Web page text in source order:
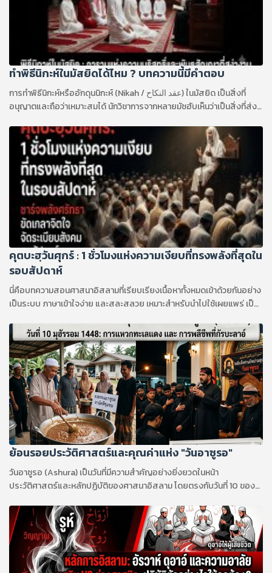
ทำพิธีนิกะห์ในมัสยิดได้ไหม ? บทความนี้มีคำตอบ
การทำพิธีนิกะห์หรืออักดุนนิกะห์ (Nikah / عقد النكاح) ในมัสยิด เป็นสิ่งที่
อนุญาตและถือว่าเหมาะสมได้ นักวิชาการจากหลายมัซฮับเห็นว่าเป็นสิ่งที่ส่ง
ได้รับการประกาศต่อสาธารณะ แต่ต้องแยกให้ออกจาก การจัดงานเลี้ยง
แต่งงานเต็มรูปแบบในมัสยิด เพราะงานเลี้ยงจะอนุญาตก็ต่อเมื่อสามารถ
รักษาเกียรติ ความสะอาด และข้อกำหนดของมัสยิดได้อย่างเคร่งครัด
คุตบะฮฺวันศุกร์ : 1 ชั่วโมงแห่งความเงียบที่ทรงพลังที่สุดใน
รอบสัปดาห์
นี่คือบทความสอนศาสนาอิสลามที่เรียบเรียงเนื้อหาทั้งหมดเข้าด้วยกันอย่าง
เป็นระบบ ภาษาเข้าใจง่าย และสละสลวย เหมาะสำหรับนำไปใช้เผยแพร่ เป็น
ย้อนรอยประวัติศาสตร์และคุณค่าแห่ง "วันอาซูรอ"
วันอาซูรอ (Ashura) เป็นวันที่มีความสำคัญอย่างยิ่งยวดในหน้า
ประวัติศาสตร์และหลักปฏิบัติของศาสนาอิสลาม โดยตรงกับวันที่ 10 ของ
ศักราช) คำว่า "อาซูรอ" (عاشوراء) มีรากศัพท์มาจากภาษาอาหรับที่แปลว่า
"สิบ" แม้จะเป็นวันเดียวกันในปฏิทิน แต่ความหมาย เหตุการณ์ประวัติศาสตร์ที่
ระลึกถึง รวมถึงรูปแบบการปฏิบัติศาสนกิจและประเพณีกลับมีความแตก
ต่างกันอย่างชัดเจนระหว่างมุสลิมสองนิกายหลัก คือ ซุนนีย์ และ ชีอะฮ์ ดัง
รายละเอียดต่อไปนี้